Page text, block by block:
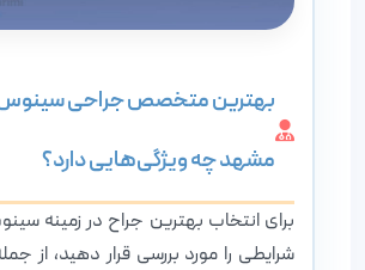
بهترین متخصص جراحی سینوس
مشهد چه ویژگی‌هایی دارد؟
برای انتخاب بهترین جراح در زمینه
شرایطی را مورد بررسی قرار دهید، از